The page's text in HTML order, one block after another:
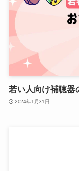
若い人向け補聴器
2024年1月31日